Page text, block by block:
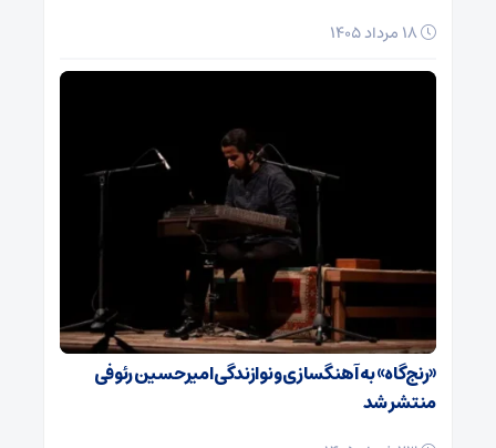
«رنج‌گاه» به آهنگسازی و نوازندگی امیرحسین رئوفی
منتشر شد